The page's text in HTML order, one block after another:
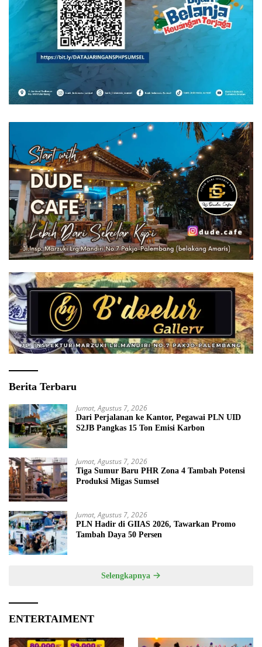
Berita Terbaru
Jumat, Agustus 7, 2026
Dari Perjalanan ke Kantor, Pegawai PLN UID
S2JB Pangkas 15 Ton Emisi Karbon
Jumat, Agustus 7, 2026
Tiga Sumur Baru PHR Zona 4 Tambah Potensi
Produksi Migas Sumsel
Jumat, Agustus 7, 2026
PLN Hadir di GIIAS 2026, Tawarkan Promo
Tambah Daya 50 Persen
Selengkapnya
ENTERTAIMENT